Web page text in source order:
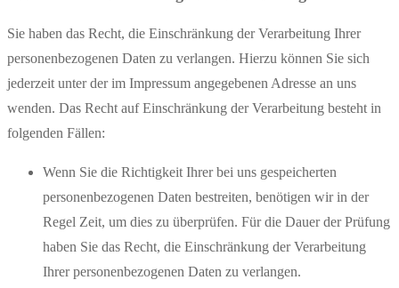
Sie haben das Recht, die Einschränkung der Verarbeitung Ihrer
personenbezogenen Daten zu verlangen. Hierzu können Sie sich
jederzeit unter der im Impressum angegebenen Adresse an uns
wenden. Das Recht auf Einschränkung der Verarbeitung besteht in
folgenden Fällen:
Wenn Sie die Richtigkeit Ihrer bei uns gespeicherten
personenbezogenen Daten bestreiten, benötigen wir in der
Regel Zeit, um dies zu überprüfen. Für die Dauer der Prüfung
haben Sie das Recht, die Einschränkung der Verarbeitung
Ihrer personenbezogenen Daten zu verlangen.